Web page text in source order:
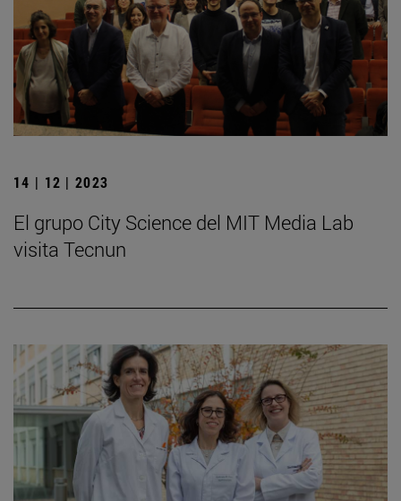
14 | 12 | 2023
El grupo City Science del MIT Media Lab
visita Tecnun